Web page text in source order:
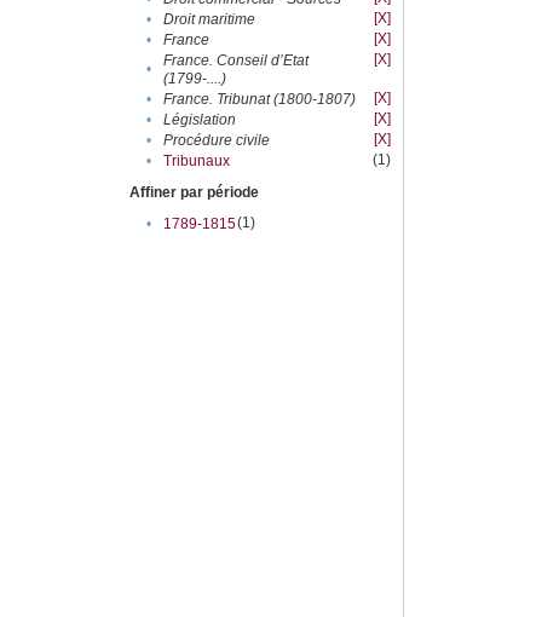
•
Droit maritime
[X]
•
France
[X]
•
France. Conseil d’Etat
(1799-....)
[X]
• France. Tribunat (1800-1807)
[X]
•
Législation
[X]
•
Procédure civile
[X]
•
Tribunaux
(1)
Affiner par période
•
1789-1815(1)